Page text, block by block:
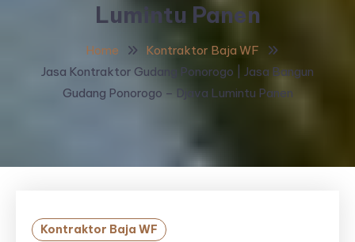
Lumintu Panen
Home
Kontraktor Baja WF
Jasa Kontraktor Gudang Ponorogo | Jasa Bangun
Gudang Ponorogo – Djava Lumintu Panen
Kontraktor Baja WF